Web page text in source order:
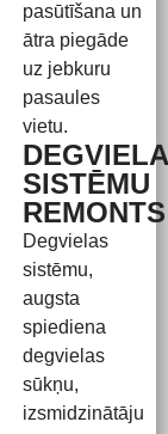
pasūtīšana un
ātra piegāde
uz jebkuru
pasaules
vietu.
SISTĒMU
REMONTS
Degvielas
sistēmu,
augsta
spiediena
degvielas
sūkņu,
izsmidzinātāju